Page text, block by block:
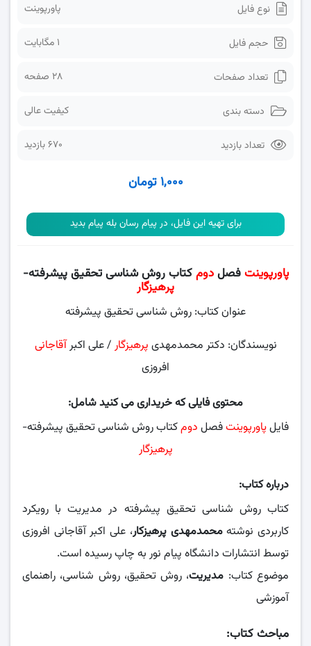
نوع فایل پاورپوینت
حجم فایل 1 مگابایت
تعداد صفحات 28 صفحه
دسته بندی کیفیت عالی
تعداد بازدید 670 بازدید
۱,۰۰۰ تومان
برای تهیه این فایل، در پیام رسان بله پیام بدید
پاورپوینتفصلدومکتاب روش شناسی تحقیق پیشرفته-
پرهیزگار
عنوان کتاب: روش شناسی تحقیق پیشرفته
نویسندگان: دکتر محمدمهدی پرهیزگار / علی اکبرآقاجانی
افروزی
محتوی فایلی که خریداری می کنید شامل:
فایلپاورپوینتفصل دومکتاب روش شناسی تحقیق پیشرفته-
پرهیزگار
درباره کتاب:
کتاب روش شناسی تحقیق پیشرفته در مدیریت با رویکرد
کاربردی نوشتهمحمدمهدی پرهیزکار، علی اکبر آقاجانی افروزی
توسط انتشارات دانشگاه پیام نور به چاپ رسیده است.
موضوع کتاب: مدیریت، روش تحقیق، روش شناسی، راهنمای
آموزشی
مباحث کتاب: